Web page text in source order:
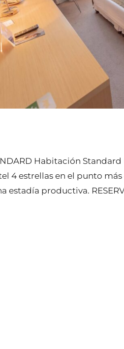
Habitación
4 estrellas en el punto
estadía productiva.